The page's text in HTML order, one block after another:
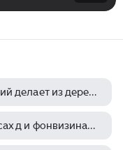
чехов толстый и тонкий что тонкий делает из дерева
трагическое и комическое в пьесах д и фонвизина недоросль и н в гоголя ревизор